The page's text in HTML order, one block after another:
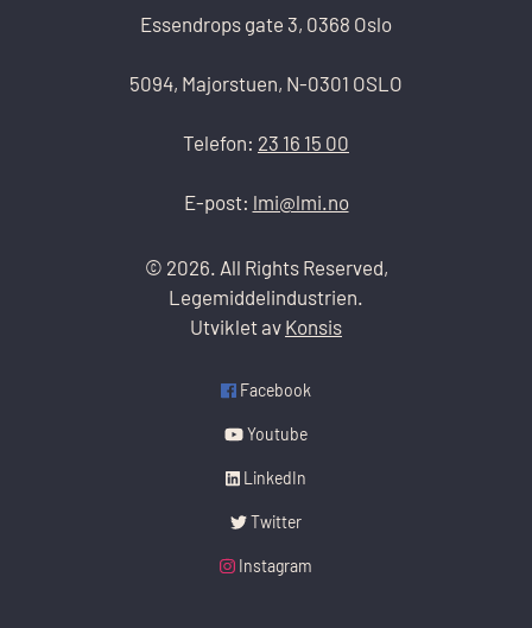
Essendrops gate 3, 0368 Oslo
5094, Majorstuen, N-0301 OSLO
Telefon: 23 16 15 00
E-post: lmi@lmi.no
© 2026. All Rights Reserved,
Legemiddelindustrien.
Utviklet av Konsis
Facebook
Youtube
LinkedIn
Twitter
Instagram